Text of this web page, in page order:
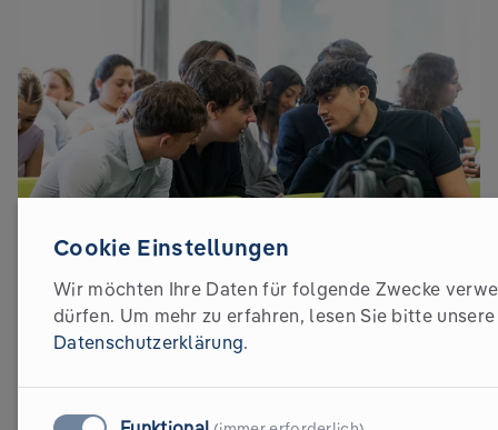
Lehrlinge begeistern
Cookie Einstellungen
Wir möchten Ihre Daten für folgende Zwecke
dürfen. Um mehr zu erfahren, lesen Sie bitte unsere
Datenschutzerklärung.